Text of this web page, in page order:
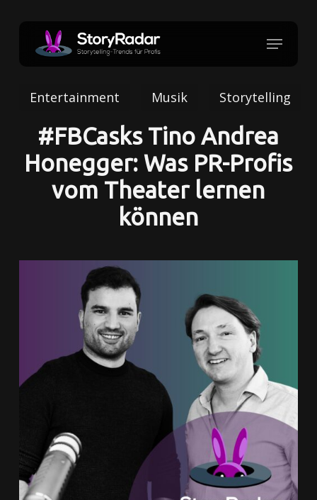
Menu
Entertainment Musik Storytelling
#FBCasks Tino Andrea
Honegger: Was PR-Profis
vom Theater lernen
können
Close